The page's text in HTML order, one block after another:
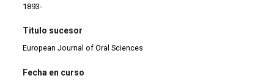
1893-
Titulo sucesor
European Journal of Oral Sciences
Fecha en curso